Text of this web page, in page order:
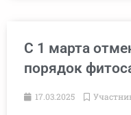
С 1 марта
порядок
17.03.2025